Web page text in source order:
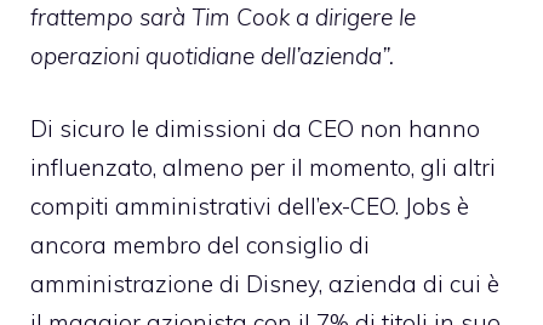
frattempo sarà Tim Cook a dirigere le
operazioni quotidiane dell’azienda”.
Di sicuro le dimissioni da CEO non hanno
influenzato, almeno per il momento, gli altri
compiti amministrativi dell’ex-CEO. Jobs è
ancora membro del consiglio di
amministrazione di Disney, azienda di cui è